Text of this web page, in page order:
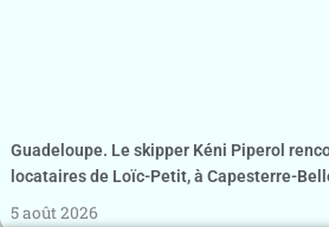
Guadeloupe. Le skipper Kéni Piperol
locataires de Loïc-Petit, à Capesterre-
5 août 2026